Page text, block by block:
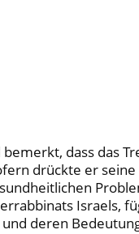
dass das
drückte er
Israels,
deren